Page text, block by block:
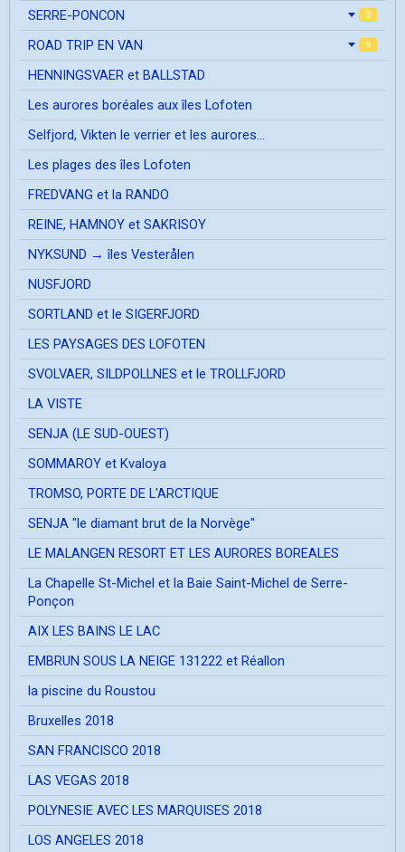
SERRE-PONCON 3
ROAD TRIP EN VAN 9
HENNINGSVAER et BALLSTAD
Les aurores boréales aux îles Lofoten
Selfjord, Vikten le verrier et les aurores...
Les plages des îles Lofoten
FREDVANG et la RANDO
REINE, HAMNOY et SAKRISOY
NYKSUND → îles Vesterålen
NUSFJORD
SORTLAND et le SIGERFJORD
LES PAYSAGES DES LOFOTEN
SVOLVAER, SILDPOLLNES et le TROLLFJORD
LA VISTE
SENJA (LE SUD-OUEST)
SOMMAROY et Kvaloya
TROMSO, PORTE DE L'ARCTIQUE
SENJA "le diamant brut de la Norvège"
LE MALANGEN RESORT ET LES AURORES BOREALES
La Chapelle St-Michel et la Baie Saint-Michel de Serre-
Ponçon
AIX LES BAINS LE LAC
EMBRUN SOUS LA NEIGE 131222 et Réallon
la piscine du Roustou
Bruxelles 2018
SAN FRANCISCO 2018
LAS VEGAS 2018
POLYNESIE AVEC LES MARQUISES 2018
LOS ANGELES 2018